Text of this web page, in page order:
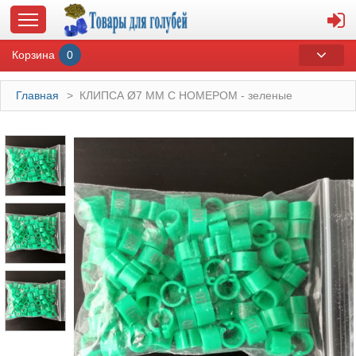
ГЛАВНАЯ
О МАГАЗИНЕ
ОПЛАТА И ДОСТАВКА
КОНТАКТЫ
КАТАЛОГ
СУВЕНИРЫ С ГОЛУБЯМИ
Корзина 0
Главная > КЛИПСА Ø7 ММ С НОМЕРОМ - зеленые